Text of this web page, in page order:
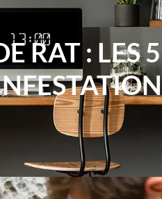
RAT : LES